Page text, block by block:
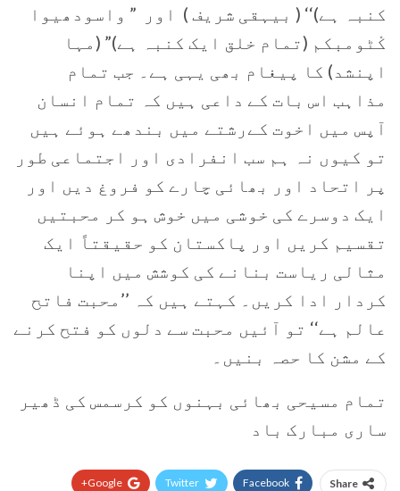
کنبہ ہے)‘‘ ( بیہقی شریف ) اور ” واسودھیوا
کْٹومبکم (تمام خلق ایک کنبہ ہے)” (مہا
اپنشد) کا پیغام بھی یہی ہے۔ جب تمام
مذاہب اس بات کے داعی ہیں کہ تمام انسان
آپس میں اخوت کےرشتے میں بندھے ہوئے ہیں
تو کیوں نہ ہم سب انفرادی اور اجتماعی طور
پر اتحاد اور بھائی چارے کو فروغ دیں اور
ایک دوسرے کی خوشی میں خوش ہو کر محبتیں
تقسیم کریں اور پاکستان کو حقیقتاً ایک
مثالی ریاست بنانے کی کوشش میں اپنا
کردار ادا کریں۔ کہتے ہیں کہ ’’محبت فاتح
عالم ہے‘‘ تو آئیں محبت سے دلوں کو فتح کرنے
کے مشن کا حصہ بنیں۔
تمام مسیحی بھائی بہنوں کو کرسمس کی ڈھیر
ساری مبارک باد
Share
Facebook
Twitter
Google+